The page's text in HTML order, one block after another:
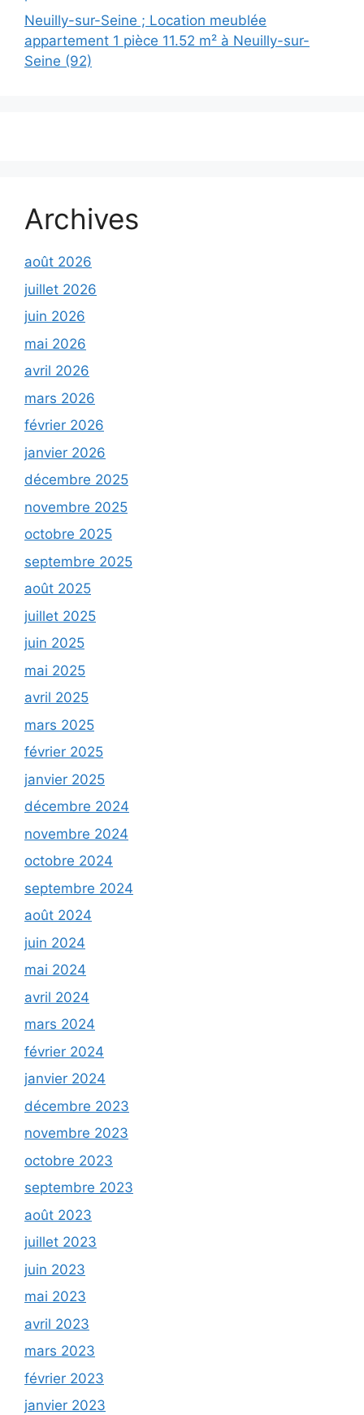
Neuilly-sur-Seine ; Location meublée
appartement 1 pièce 11.52 m² à Neuilly-sur-
Seine (92)
Archives
août 2026
juillet 2026
juin 2026
mai 2026
avril 2026
mars 2026
février 2026
janvier 2026
décembre 2025
novembre 2025
octobre 2025
septembre 2025
août 2025
juillet 2025
juin 2025
mai 2025
avril 2025
mars 2025
février 2025
janvier 2025
décembre 2024
novembre 2024
octobre 2024
septembre 2024
août 2024
juin 2024
mai 2024
avril 2024
mars 2024
février 2024
janvier 2024
décembre 2023
novembre 2023
octobre 2023
septembre 2023
août 2023
juillet 2023
juin 2023
mai 2023
avril 2023
mars 2023
février 2023
janvier 2023